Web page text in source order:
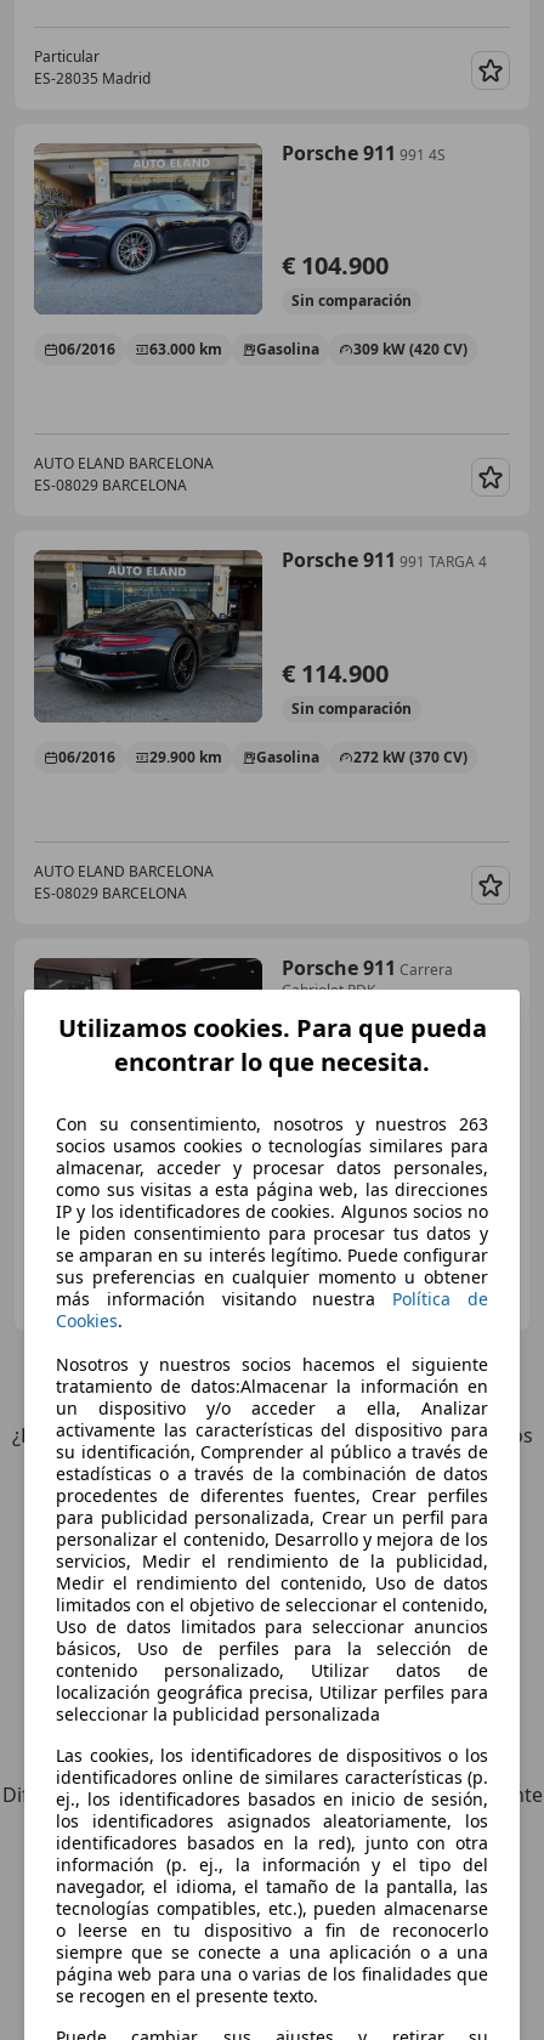
Particular
ES-28035 Madrid
Porsche 911 991 4S
€ 104.900
Sin comparación
06/2016 63.000 km Gasolina 309 kW (420 CV)
AUTO ELAND BARCELONA
ES-08029 BARCELONA
Porsche 911 991 TARGA 4
€ 114.900
Sin comparación
06/2016 29.900 km Gasolina 272 kW (370 CV)
AUTO ELAND BARCELONA
ES-08029 BARCELONA
Porsche 911 Carrera
Cabriolet PDK
€ 98.500
Sin
10/2016 99.500 km Gasolina 272 kW (370 CV)
Particular
ES-46185 La Pobla De Vallbona
5Ofertaspara Porsche 911
¿Desea ser informado automáticamente sobre vehículos
nuevos para su búsqueda?
Guardar búsqueda
Explora vehículos similares
Diferente de tus criterios de búsqueda, pero posiblemente
una coincidencia perfecta.
¿Desea ser informado
automáticamente sobre vehículos
nuevos para su búsqueda?
Utilizamos cookies. Para que pueda
encontrar lo que necesita.
Con su consentimiento, nosotros y nuestros 263
socios usamos cookies o tecnologías similares para
almacenar, acceder y procesar datos personales,
como sus visitas a esta página web, las direcciones
IP y los identificadores de cookies. Algunos socios no
le piden consentimiento para procesar tus datos y
se amparan en su interés legítimo. Puede configurar
sus preferencias en cualquier momento u obtener
más información visitando nuestra Política de
Cookies.
Nosotros y nuestros socios hacemos el siguiente
tratamiento de datos:Almacenar la información en
un dispositivo y/o acceder a ella, Analizar
activamente las características del dispositivo para
su identificación, Comprender al público a través de
estadísticas o a través de la combinación de datos
procedentes de diferentes fuentes, Crear perfiles
para publicidad personalizada, Crear un perfil para
personalizar el contenido, Desarrollo y mejora de los
servicios, Medir el rendimiento de la publicidad,
Medir el rendimiento del contenido, Uso de datos
limitados con el objetivo de seleccionar el contenido,
Uso de datos limitados para seleccionar anuncios
básicos, Uso de perfiles para la selección de
contenido personalizado, Utilizar datos de
localización geográfica precisa, Utilizar perfiles para
seleccionar la publicidad personalizada
Las cookies, los identificadores de dispositivos o los
identificadores online de similares características (p.
ej., los identificadores basados en inicio de sesión,
los identificadores asignados aleatoriamente, los
identificadores basados en la red), junto con otra
información (p. ej., la información y el tipo del
navegador, el idioma, el tamaño de la pantalla, las
tecnologías compatibles, etc.), pueden almacenarse
o leerse en tu dispositivo a fin de reconocerlo
siempre que se conecte a una aplicación o a una
página web para una o varias de los finalidades que
se recogen en el presente texto.